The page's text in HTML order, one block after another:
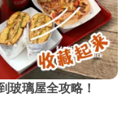
玻璃屋全攻略！